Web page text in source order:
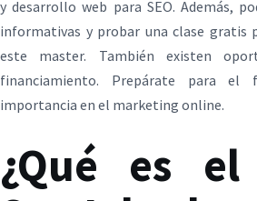
y desarrollo web para SEO. Además,
informativas y probar una clase gratis
este master. También existen
financiamiento. Prepárate para
importancia en el marketing online.
¿Qué es el